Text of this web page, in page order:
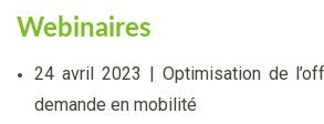
Webinaires
24 avril 2023 | Optimisation de
demande en mobilité